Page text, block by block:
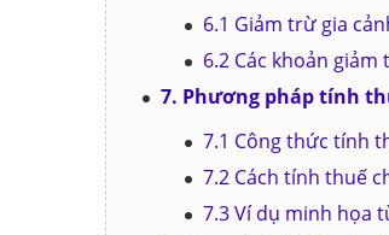
6.1 Giảm trừ gia
6.2 Các khoản giảm
7. Phương pháp tính
7.1 Công thức tính
7.2 Cách tính thuế
7.3 Ví dụ minh họa